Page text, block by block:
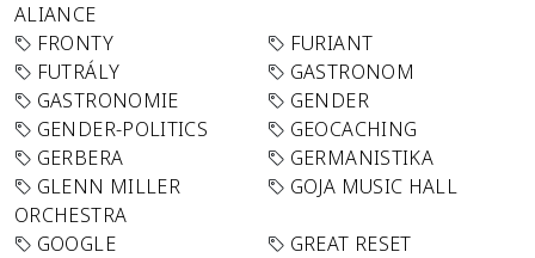
ALIANCE
FRONTY
FURIANT
FUTRÁLY
GASTRONOM
GASTRONOMIE
GENDER
GENDER-POLITICS
GEOCACHING
GERBERA
GERMANISTIKA
GLENN MILLER
ORCHESTRA
GOJA MUSIC HALL
GOOGLE
GREAT RESET